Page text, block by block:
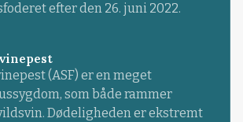
efter den 26. juni 2022.
(ASF) er en meget
som både rammer
Dødeligheden er ekstremt